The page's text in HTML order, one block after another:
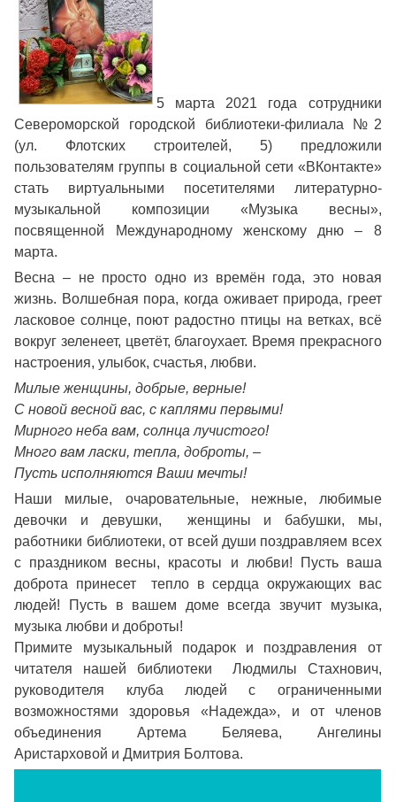
5 марта 2021 года сотрудники
Североморской городской библиотеки-филиала №2
(ул. Флотских строителей, 5) предложили
пользователям группы в социальной сети «ВКонтакте»
стать виртуальными посетителями литературно-
музыкальной композиции «Музыка весны»,
посвященной Международному женскому дню – 8
марта.
Весна – не просто одно из времён года, это новая
жизнь. Волшебная пора, когда оживает природа, греет
ласковое солнце, поют радостно птицы на ветках, всё
вокруг зеленеет, цветёт, благоухает. Время прекрасного
настроения, улыбок, счастья, любви.
Милые женщины, добрые, верные!
С новой весной вас, с каплями первыми!
Мирного неба вам, солнца лучистого!
Много вам ласки, тепла, доброты, –
Пусть исполняются Ваши мечты!
Наши милые, очаровательные, нежные, любимые
девочки и девушки, женщины и бабушки, мы,
работники библиотеки, от всей души поздравляем всех
с праздником весны, красоты и любви! Пусть ваша
доброта принесет тепло в сердца окружающих вас
людей! Пусть в вашем доме всегда звучит музыка,
музыка любви и доброты!
Примите музыкальный подарок и поздравления от
читателя нашей библиотеки Людмилы Стахнович,
руководителя клуба людей с ограниченными
возможностями здоровья «Надежда», и от членов
объединения Артема Беляева, Ангелины
Аристарховой и Дмитрия Болтова.